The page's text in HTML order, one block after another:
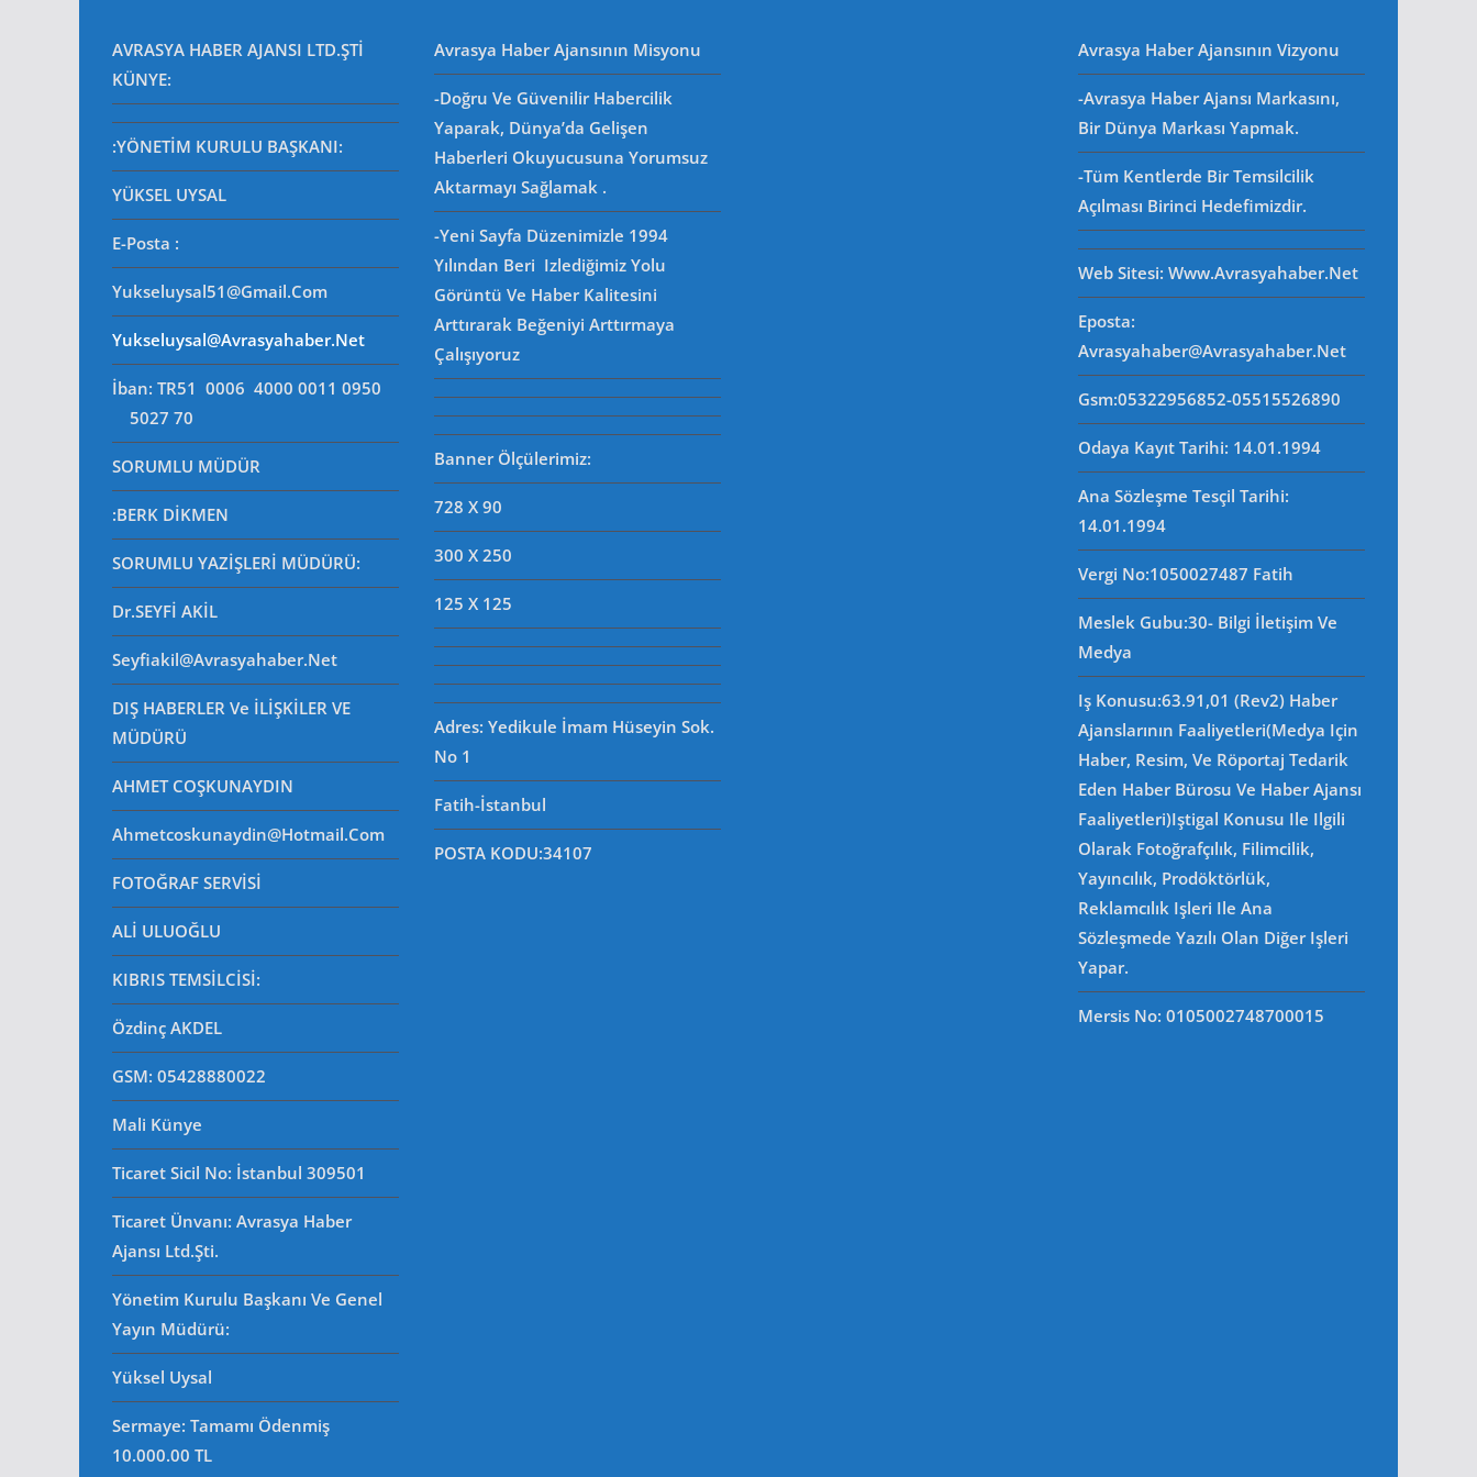
AVRASYA HABER AJANSI LTD.ŞTİ
KÜNYE:
:YÖNETİM KURULU BAŞKANI:
YÜKSEL UYSAL
E-Posta :
Yukseluysal51@gmail.com
Yukseluysal@avrasyahaber.net
İban: TR51 0006 4000 0011 0950
5027 70
SORUMLU MÜDÜR
:BERK DİKMEN
SORUMLU YAZİŞLERİ MÜDÜRÜ:
Dr.SEYFİ AKİL
Seyfiakil@avrasyahaber.net
DIŞ HABERLER Ve İLİŞKİLER VE
MÜDÜRÜ
AHMET COŞKUNAYDIN
Ahmetcoskunaydin@hotmail.com
FOTOĞRAF SERVİSİ
ALİ ULUOĞLU
KIBRIS TEMSİLCİSİ:
Özdinç AKDEL
GSM: 05428880022
Mali Künye
Ticaret Sicil No: İstanbul 309501
Ticaret Ünvanı: Avrasya Haber
Ajansı Ltd.Şti.
Yönetim Kurulu Başkanı Ve Genel
Yayın Müdürü:
Yüksel Uysal
Sermaye: Tamamı Ödenmiş
10.000.00 TL
Avrasya Haber Ajansının Misyonu
-Doğru Ve Güvenilir Habercilik
Yaparak, Dünya’da Gelişen
Haberleri Okuyucusuna Yorumsuz
Aktarmayı Sağlamak .
-Yeni Sayfa Düzenimizle 1994
Yılından Beri Izlediğimiz Yolu
Görüntü Ve Haber Kalitesini
Arttırarak Beğeniyi Arttırmaya
Çalışıyoruz
Banner Ölçülerimiz:
728 X 90
300 X 250
125 X 125
Adres: Yedikule İmam Hüseyin Sok.
No 1
Fatih-İstanbul
POSTA KODU:34107
Avrasya Haber Ajansının Vizyonu
-Avrasya Haber Ajansı Markasını,
Bir Dünya Markası Yapmak.
-Tüm Kentlerde Bir Temsilcilik
Açılması Birinci Hedefimizdir.
Web Sitesi: Www.avrasyahaber.net
Eposta:
Avrasyahaber@avrasyahaber.net
Gsm:05322956852-05515526890
Odaya Kayıt Tarihi: 14.01.1994
Ana Sözleşme Tesçil Tarihi:
14.01.1994
Vergi No:1050027487 Fatih
Meslek Gubu:30- Bilgi İletişim Ve
Medya
Iş Konusu:63.91,01 (Rev2) Haber
Ajanslarının Faaliyetleri(Medya Için
Haber, Resim, Ve Röportaj Tedarik
Eden Haber Bürosu Ve Haber Ajansı
Faaliyetleri)iştigal Konusu Ile Ilgili
Olarak Fotoğrafçılık, Filimcilik,
Yayıncılık, Prodöktörlük,
Reklamcılık Işleri Ile Ana
Sözleşmede Yazılı Olan Diğer Işleri
Yapar.
Mersis No: 0105002748700015